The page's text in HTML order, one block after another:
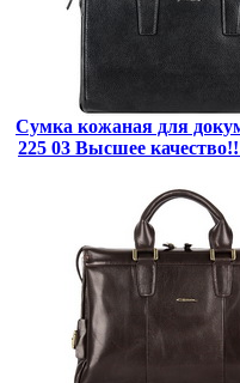
Сумка кожаная для
225 03 Высшее